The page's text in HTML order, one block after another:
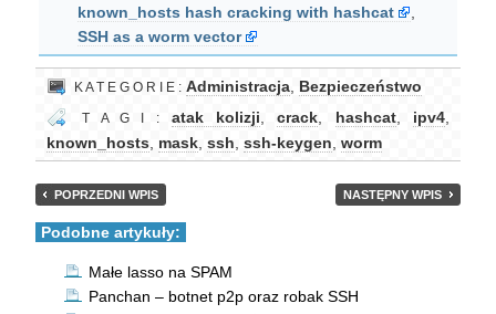
known_hosts hash cracking with hashcat
SSH as a worm vector
K A T E G O R I E : Administracja Bezpieczeństwo
T A G I : atak kolizji ,crack hashcat, ipv4
known_hosts mask ssh ssh-keygen worm
POPRZEDNI WPIS NASTĘPNY WPIS
Podobne artykuły:
Małe lasso na SPAM
Panchan – botnet p2p oraz robak SSH